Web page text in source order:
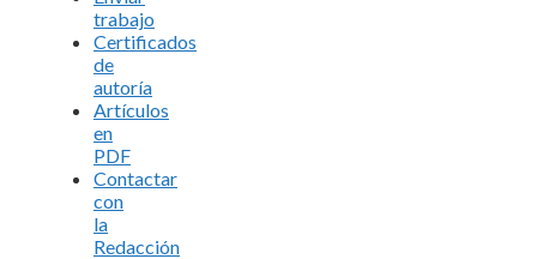
trabajo
Certificados
de
autoría
Artículos
en
PDF
Contactar
con
la
Redacción